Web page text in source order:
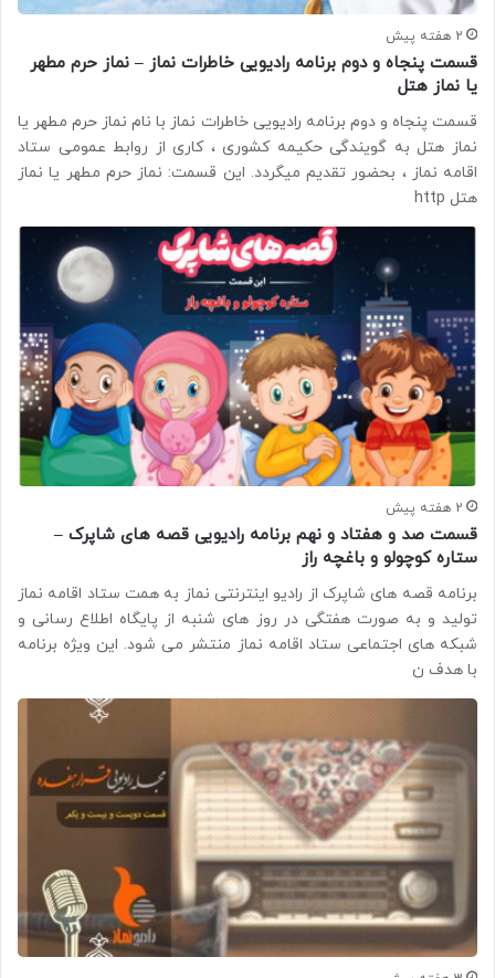
2 هفته پیش
قسمت پنجاه و دوم برنامه رادیویی خاطرات نماز – نماز حرم مطهر
یا نماز هتل
قسمت پنجاه و دوم برنامه رادیویی خاطرات نماز با نام نماز حرم مطهر یا
نماز هتل به گویندگی حکیمه کشوری ، کاری از روابط عمومی ستاد
اقامه نماز ، بحضور تقدیم میگردد. این قسمت: نماز حرم مطهر یا نماز
هتل http
2 هفته پیش
قسمت صد و هفتاد و نهم برنامه رادیویی قصه های شاپرک –
ستاره کوچولو و باغچه راز
برنامه قصه های شاپرک از رادیو اینترنتی نماز به همت ستاد اقامه نماز
تولید و به صورت هفتگی در روز های شنبه از پایگاه اطلاع رسانی و
شبکه های اجتماعی ستاد اقامه نماز منتشر می شود. این ویژه برنامه
با هدف ن